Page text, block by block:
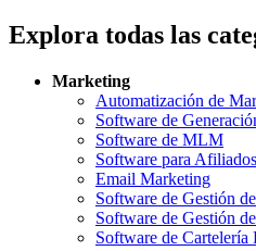
Explora todas las
Marketing
Automatización de
Software de
Software de MLM
Software para Afiliados
Email Marketing
Software de Gestión
Software de Gestión
Software de Cartelería